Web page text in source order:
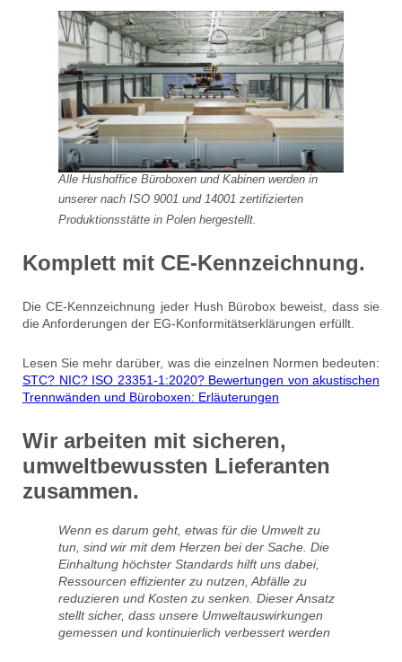
Alle Hushoffice Büroboxen und Kabinen werden in
unserer nach ISO 9001 und 14001 zertifizierten
Produktionsstätte in Polen hergestellt.
Komplett mit CE-Kennzeichnung.
Die CE-Kennzeichnung jeder Hush Bürobox beweist, dass sie
die Anforderungen der EG-Konformitätserklärungen erfüllt.
Lesen Sie mehr darüber, was die einzelnen Normen bedeuten:
STC? NIC? ISO 23351-1:2020? Bewertungen von akustischen
Trennwänden und Büroboxen: Erläuterungen
Wir arbeiten mit sicheren,
umweltbewussten Lieferanten
zusammen.
Wenn es darum geht, etwas für die Umwelt zu
tun, sind wir mit dem Herzen bei der Sache. Die
Einhaltung höchster Standards hilft uns dabei,
Ressourcen effizienter zu nutzen, Abfälle zu
reduzieren und Kosten zu senken. Dieser Ansatz
stellt sicher, dass unsere Umweltauswirkungen
gemessen und kontinuierlich verbessert werden